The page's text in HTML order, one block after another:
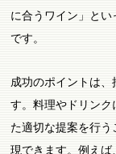
に合うワイン」と
です。
成功のポイントは
す。料理やドリン
た適切な提案を行
現できます。例え